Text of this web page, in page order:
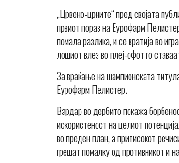
„Црвено-црните“ пред својата
првиот пораз на Еурофарм
помала разлика, и се вратија во
лошиот влез во плеј-офот го
За враќање на шампионската
Еурофарм Пелистер.
Вардар во дербито покажа
искористеност на целиот
во преден план, а притисокот
грешат помалку од противникот и